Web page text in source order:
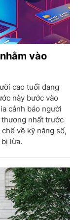
vào
cao tuổi đang
này bước vào
cảnh báo người
nhất trước
về kỹ năng số,
lừa.